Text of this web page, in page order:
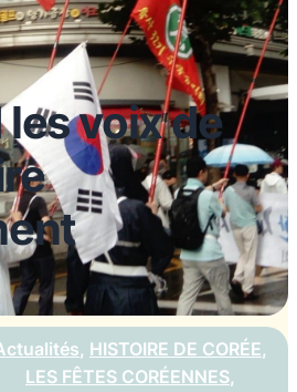
voix de
, HISTOIRE DE CORÉE
LES FÊTES CORÉENNES